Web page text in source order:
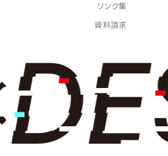
リンク集
資料請求